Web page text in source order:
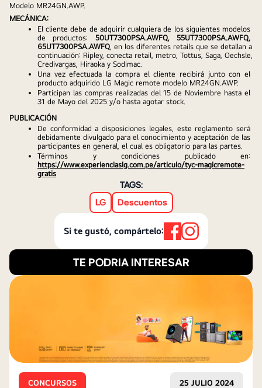
Modelo MR24GN.AWP.
MECÁNICA:
El cliente debe de adquirir cualquiera de los siguientes modelos
de productos: 50UT7300PSA.AWFQ, 55UT7300PSA.AWFQ,
65UT7300PSA.AWFQ , en los diferentes retails que se detallan a
continuación: Ripley, conecta retail, metro, Tottus, Saga, Oechsle,
Credivargas, Hiraoka y Sodimac.
Una vez efectuada la compra el cliente recibirá junto con el
producto adquirido LG Magic remote modelo MR24GN.AWP.
Participan las compras realizadas del 15 de Noviembre hasta el
31 de Mayo del 2025 y/o hasta agotar stock.
PUBLICACIÓN
De conformidad a disposiciones legales, este reglamento será
debidamente divulgado para el conocimiento y aceptación de las
participantes en general, el cual es obligatorio para las partes.
https://www.experienciaslg.com.pe/articulo/tyc-magicremote-
gratis
TAGS:
LG
Descuentos
Si te gustó, compártelo:
TE PODRIA INTERESAR
CONCURSOS 25 JULIO 2024